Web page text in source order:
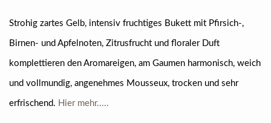
Strohig zartes Gelb, intensiv fruchtiges Bukett mit Pfirsich-,
Birnen- und Apfelnoten, Zitrusfrucht und floraler Duft
komplettieren den Aromareigen, am Gaumen harmonisch, weich
und vollmundig, angenehmes Mousseux, trocken und sehr
erfrischend. Hier mehr.....